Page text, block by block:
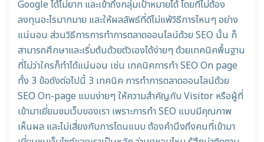
Google ได้ไม่ยาก และเข้าถึงกลุ่มเป้าหมายได้ โดยที่ไม่ต้อง
ลงทุนอะไรมากมาย และให้ผลลัพธ์ที่ดีไม่แพ้วิธีการไหนๆ อย่าง
แน่นอน ส่วนวิธีการการทำการตลาดออนไลน์ด้วย SEO นั้น ก็
สามารถศึกษาและเริ่มต้นด้วยตัวเองได้ง่ายๆ ด้วยเทคนิคพื้นฐาน
ที่ไม่ว่าใครก็ทำได้แน่นอน เช่น เทคนิคการทำ SEO On page
ทั้ง 3 ข้อดังต่อไปนี้ 3 เทคนิค การทำการตลาดออนไลน์ด้วย
SEO On-page แบบง่ายๆ ให้ความสำคัญกับ Visitor หรือผู้ที่
เข้ามาเยี่ยมชมเว็บของเรา เพราะการทำ SEO แบบมีคุณภาพ
เห็นผล และไม่เสี่ยงกับการโดนแบบ ต้องคำนึงถึงคนที่เข้ามา